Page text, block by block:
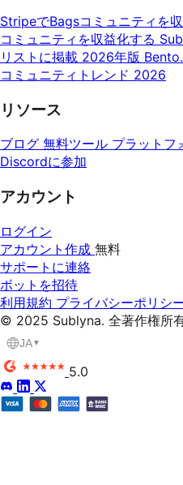
StripeでBagsコミュニティを
コミュニティを収益化する
リストに掲載 2026年版
コミュニティトレンド 2026
リソース
ブログ 無料ツール プラットフ
Discordに参加
アカウント
ログイン
アカウント作成 無料
サポートに連絡
ボットを招待
利用規約 プライバシーポリシ
© 2025 Sublyna. 全著作権所有
JA▼
5.0